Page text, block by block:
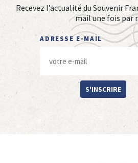
Recevez l’actualité du Souvenir
mail une fois par
ADRESSE E-MAIL
S'INSCRIRE